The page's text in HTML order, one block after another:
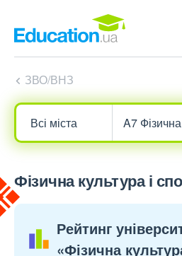
ЗВО/ВНЗ
Фізична культура і
Рейтинг
«Фізична